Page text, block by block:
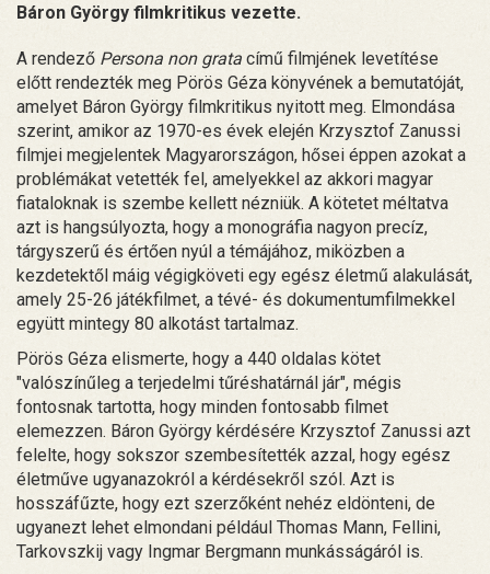
Báron György filmkritikus vezette.
A rendező Persona non grata című filmjének levetítése
előtt rendezték meg Pörös Géza könyvének a bemutatóját,
amelyet Báron György filmkritikus nyitott meg. Elmondása
szerint, amikor az 1970-es évek elején Krzysztof Zanussi
filmjei megjelentek Magyarországon, hősei éppen azokat a
problémákat vetették fel, amelyekkel az akkori magyar
fiataloknak is szembe kellett nézniük. A kötetet méltatva
azt is hangsúlyozta, hogy a monográfia nagyon precíz,
tárgyszerű és értően nyúl a témájához, miközben a
kezdetektől máig végigköveti egy egész életmű alakulását,
amely 25-26 játékfilmet, a tévé- és dokumentumfilmekkel
együtt mintegy 80 alkotást tartalmaz.
Pörös Géza elismerte, hogy a 440 oldalas kötet
"valószínűleg a terjedelmi tűréshatárnál jár", mégis
fontosnak tartotta, hogy minden fontosabb filmet
elemezzen. Báron György kérdésére Krzysztof Zanussi azt
felelte, hogy sokszor szembesítették azzal, hogy egész
életműve ugyanazokról a kérdésekről szól. Azt is
hosszáfűzte, hogy ezt szerzőként nehéz eldönteni, de
ugyanezt lehet elmondani például Thomas Mann, Fellini,
Tarkovszkij vagy Ingmar Bergmann munkásságáról is.